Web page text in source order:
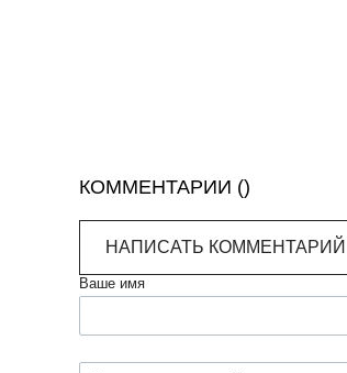
КОММЕНТАРИИ ()
НАПИСАТЬ КОММЕНТАРИЙ
Ваше имя